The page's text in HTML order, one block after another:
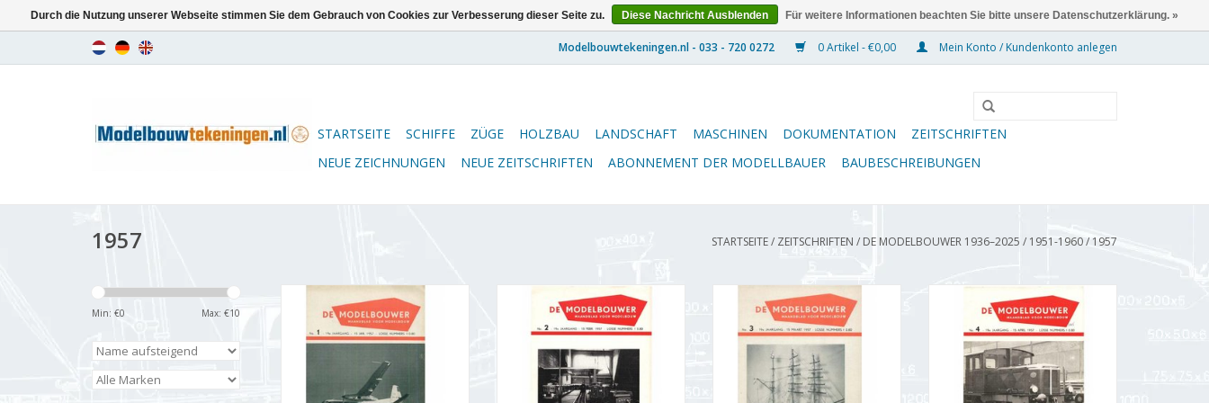
0 Artikel - €0,00 Mein Konto / Kundenkonto anlegen
STARTSEITE SCHIFFE ZÜGE HOLZBAU LANDSCHAFT MASCHINEN DOKUMENTATION
ZEITSCHRIFTEN
NEUE ZEICHNUNGEN
NEUE ZEITSCHRIFTEN ABONNEMENT DER MODELLBAUER BAUBESCHREIBUNGEN
1957 STARTSEITE/ ZEITSCHRIFTEN / DE MODELBOUWER 1936–2025 / 1951-1960/ 1957
Min: €0 Max: €10
De Modelbouwer 95.57.001
Jahrgang "Der Modellbauer"
Ausgabe : 57.001 (PDF)
ZUM WARENKORB HINZUFÜGEN
De Modelbouwer 95.57.002
Jahrgang "De Modelbouwer"
Ausgabe : 57.002 (PDF)
ZUM WARENKORB HINZUFÜGEN
De Modelbouwer 95.57.003
Jahrgang "Der Modellbauer"
Ausgabe : 57.003 (PDF)
ZUM WARENKORB HINZUFÜGEN
De Modelbouwer 95.57.004
Jahrgang "Der Modellbauer"
Ausgabe : 57.004 (PDF)
ZUM WARENKORB HINZUFÜGEN
Durch die Nutzung unserer Webseite stimmen Sie dem Gebrauch von Cookies zur Verbesserung dieser Seite zu. Diese Nachricht Ausblenden Für weitere Informationen beachten Sie bitte unsere Datenschutzerklärung. »